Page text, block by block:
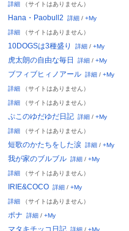
詳細（サイトはありません）
Hana・Paobull2 詳細/ +My
詳細（サイトはありません）
10DOGSは3種盛り 詳細/ +My
虎太朗の自由な毎日 詳細/ +My
ブフィブヒィノアール 詳細/ +My
詳細（サイトはありません）
詳細（サイトはありません）
ぷこのゆだゆだ日記 詳細/ +My
詳細（サイトはありません）
短歌のかたちをした涙 詳細/ +My
我が家のブルブル 詳細/ +My
詳細（サイトはありません）
IRIE&COCO 詳細/ +My
詳細（サイトはありません）
ポナ 詳細/ +My
マタキチッコ日記 詳細/ +My